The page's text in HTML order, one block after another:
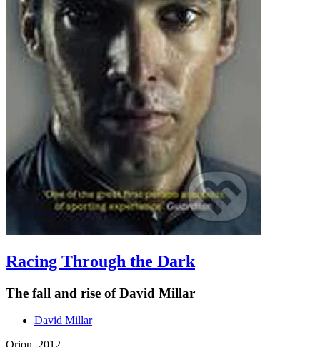
Racing Through the Dark
The fall and rise of David Millar
David Millar